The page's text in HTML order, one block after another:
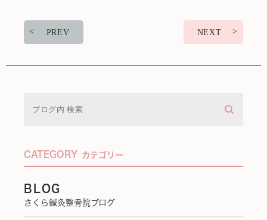
PREV NEXT
CATEGORY カテゴリー
BLOG
さくら鍼灸整骨院ブログ